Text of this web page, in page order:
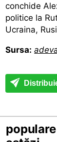
conchide
politice la
Ucraina,
Sursa:
populare